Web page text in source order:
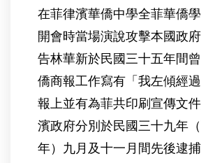
在菲律濱華僑中學全菲華僑
開會時當場演說攻擊本國政
告林華新於民國三十五年間
僑商報工作寫有「我左傾經
報上並有為菲共印刷宣傳文
濱政府分別於民國三十九年
年）九月及十一月間先後逮